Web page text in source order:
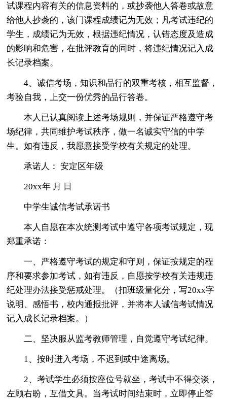
试课程内容有关的信息资料的，或抄袭他人答卷或故意
给他人抄袭的，该门课程成绩记为无效；凡考试违纪的
学生，成绩记为无效，根据违纪情况，认错态度及造成
的影响和危害，在批评教育的同时，将违纪情况记入成
长记录档案。
4、诚信考场，知识和品行的双重考核，相互监督，
考验自我，上交一份优秀的品行答卷。
本人已认真阅读上述考场规则，并保证严格遵守考
场纪律，共同维护考试秩序，做一名诚实守信的中学
生。如有违反，我愿意接受学校有关规定的处理。
承诺人： 安定区年级
20xx年 月 日
中学生诚信考试承诺书
本人自愿在本次统测考试中遵守各项考试规定，现
郑重承诺：
一、严格遵守考试的规定和守则，保证按规定的程
序和要求参加考试，如有违反，自愿按学校有关违规违
纪处理办法接受惩戒处理。（扣班级量化分，写20xx字
说明、感悟书，校内通报批评，并将本人诚信考试情况
记入成长记录档案。）
二、坚决服从监考教师管理，自觉遵守考试纪律。
1、按时进入考场，不迟到或中途离场。
2、考试学生必须按座位号就坐，考试中不得交谈，
左顾右盼，互借文具。当考试时间结束时，立即停止答